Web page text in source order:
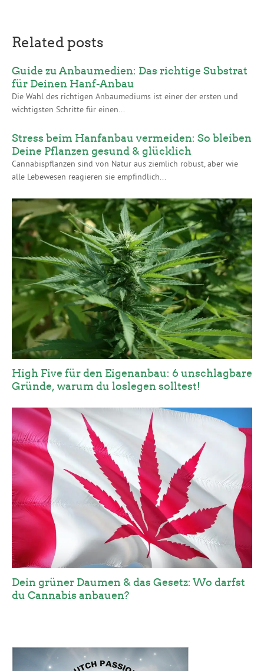
Related posts
Guide zu Anbaumedien: Das richtige Substrat
für Deinen Hanf-Anbau
Die Wahl des richtigen Anbaumediums ist einer der ersten und
wichtigsten Schritte für einen...
Stress beim Hanfanbau vermeiden: So bleiben
Deine Pflanzen gesund & glücklich
Cannabispflanzen sind von Natur aus ziemlich robust, aber wie
alle Lebewesen reagieren sie empfindlich...
High Five für den Eigenanbau: 6 unschlagbare
Gründe, warum du loslegen solltest!
Dein grüner Daumen & das Gesetz: Wo darfst
du Cannabis anbauen?